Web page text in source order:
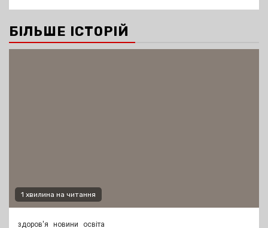
БІЛЬШЕ ІСТОРІЙ
1 хвилина на читання
здоров'я новини освіта